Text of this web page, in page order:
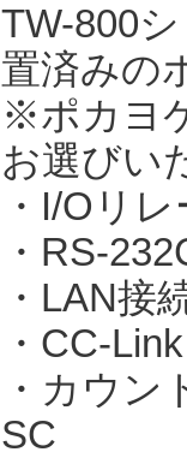
TW-800
置済みの
※ポカヨ
お選びい
・I/Oリ
・RS-
・LAN接
・CC-
・カウン
SC